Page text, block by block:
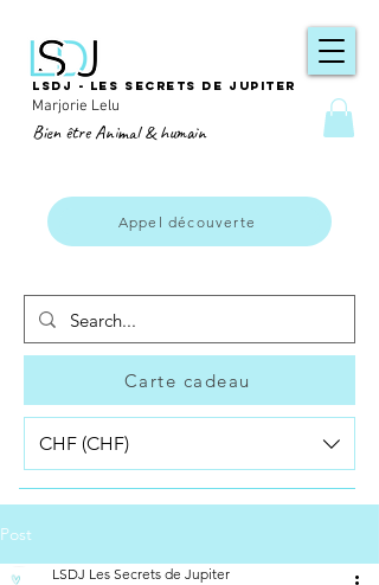
LSDJ - Les secrets de Jupiter
Marjorie Lelu
Bien être Animal & humain
CHF (CHF)
Carte cadeau
Appel découverte
Post
LSDJ Les Secrets de Jupiter